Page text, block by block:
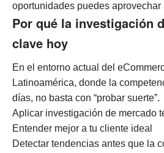
oportunidades puedes aprovechar
Por qué la investigación
clave hoy
En el entorno actual del
Latinoamérica, donde la
días, no basta con “probar suerte”.
Aplicar investigación de mercado
Entender mejor a tu cliente ideal
Detectar tendencias antes que la